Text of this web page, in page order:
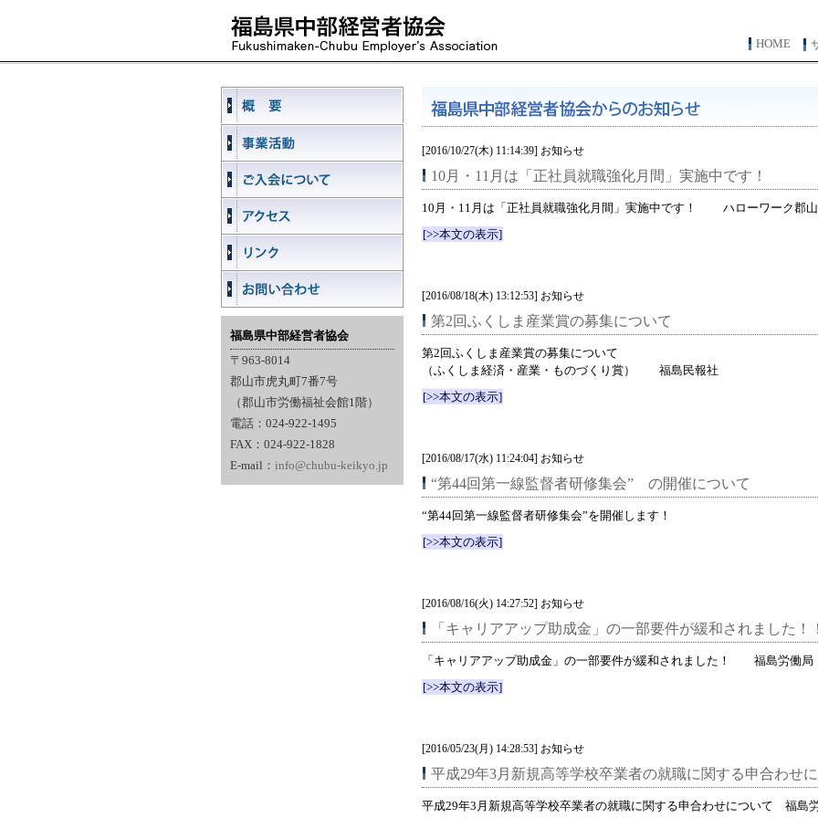
HOME
福島県中部経営者協会
〒963-8014
郡山市虎丸町7番7号
（郡山市労働福祉会館1階）
電話：024-922-1495
FAX：024-922-1828
E-mail： info@chubu-keikyo.jp
[2016/10/27(木) 11:14:39] お知らせ
10月・11月は「正社員就職強化月間」実施中です！
10月・11月は「正社員就職強化月間」実施中です！ ハローワーク郡山
[>>本文の表示]
[2016/08/18(木) 13:12:53] お知らせ
第2回ふくしま産業賞の募集について
第2回ふくしま産業賞の募集について
（ふくしま経済・産業・ものづくり賞） 福島民報社
[>>本文の表示]
[2016/08/17(水) 11:24:04] お知らせ
“第44回第一線監督者研修集会” の開催について
“第44回第一線監督者研修集会”を開催します！
[>>本文の表示]
[2016/08/16(火) 14:27:52] お知らせ
「キャリアアップ助成金」の一部要件が緩和されました
「キャリアアップ助成金」の一部要件が緩和されました！ 福島労働局
[>>本文の表示]
[2016/05/23(月) 14:28:53] お知らせ
平成29年3月新規高等学校卒業者の就職に関する申合わせ
平成29年3月新規高等学校卒業者の就職に関する申合わせについて 福島